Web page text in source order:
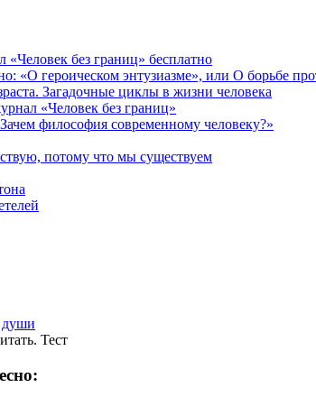
«Человек без границ» бесплатно
«О героическом энтузиазме», или О борьбе
Загадочные циклы в жизни человека
«Человек без границ»
философия современному человеку?»
потому что мы существуем
Тест